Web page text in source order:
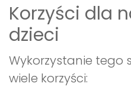
Korzyści dla
dzieci
Wykorzystanie tego
wiele korzyści: